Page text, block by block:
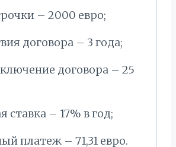
– 2000 евро;
договора – 3 года;
договора – 25
ставка – 17% в год;
платеж – 71,31 евро.